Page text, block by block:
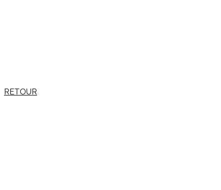
RETOUR